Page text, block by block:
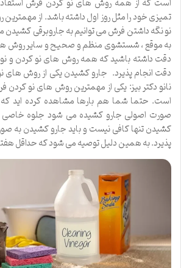
تمیزی خود را مثل روز اول داشته باشد. از
نو نگه داشتن فرش می توانیم به جاروبرقی کشیدن
به موقع ، شستشوی منظم و صحیح و سایر روش
دقت داشته باشید که همه روش های نو کردن و
دقت انجام پذیرد. جارو کشیدن یکی از روش
نانو دکتر بیز: یکی از مهمترین روش های نو کردن
است. حتما شما هم بارها مشاهده کرده اید
صورت اصولی جارو کشیده می شود جلوه خاصی
کشیدن تنها کافی نیست و باید جارو کشیدن به
پذیرد. به همین دلیل توصیه می شود که حداقل